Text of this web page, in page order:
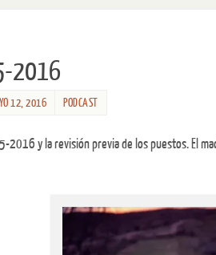
2016
12, 2016 PODCAST
2016 y la revisión previa de los puestos. El